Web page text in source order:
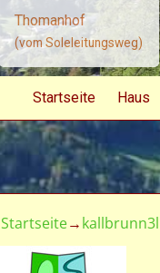
Thomanhof
(vom Soleleitungsweg)
Startseite Haus
Startseite→kallbrunn3l